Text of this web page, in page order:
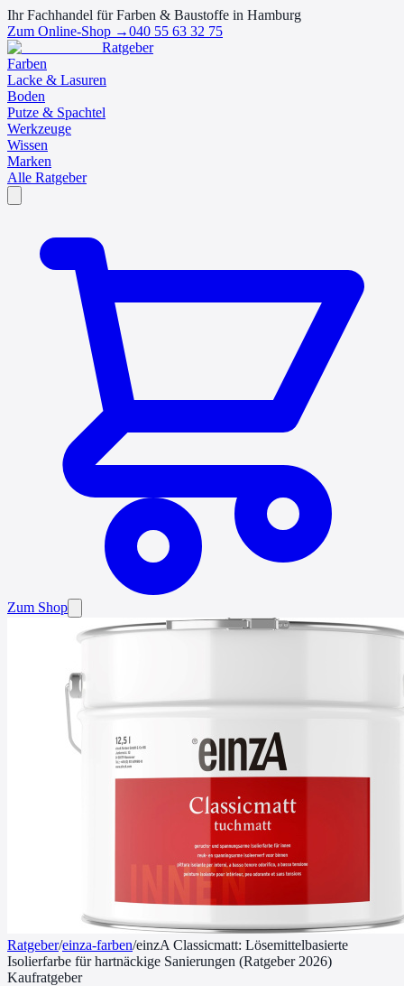
Ihr Fachhandel für Farben & Baustoffe in Hamburg
Zum Online-Shop →040 55 63 32 75
Ratgeber
Farben
Lacke & Lasuren
Boden
Putze & Spachtel
Werkzeuge
Wissen
Marken
Alle Ratgeber
Zum Shop
Ratgeber/einza-farben/einzA Classicmatt: Lösemittelbasierte
Isolierfarbe für hartnäckige Sanierungen (Ratgeber 2026)
Kaufratgeber